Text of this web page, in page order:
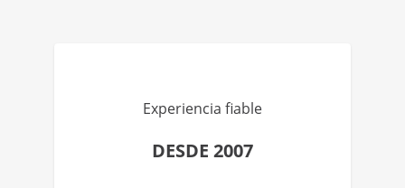
Experiencia fiable
DESDE 2007